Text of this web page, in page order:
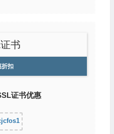
书
折扣
证书优惠